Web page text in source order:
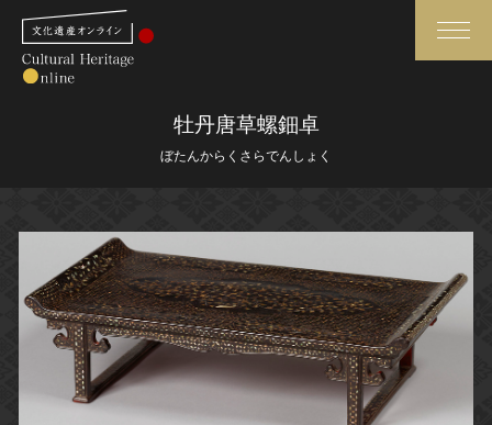
さらに詳細検索
トップ
作品一覧
カテゴリで見る
媒体資料・関連記事等
博物館、美術館の皆さまへ
文化庁よりご挨拶
牡丹唐草螺鈿卓
ぼたんからくさらでんしょく